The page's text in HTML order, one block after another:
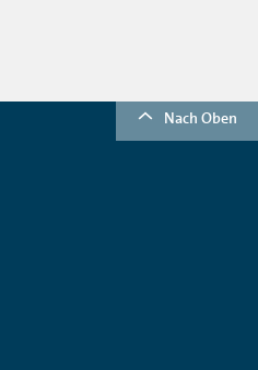
Nach Oben